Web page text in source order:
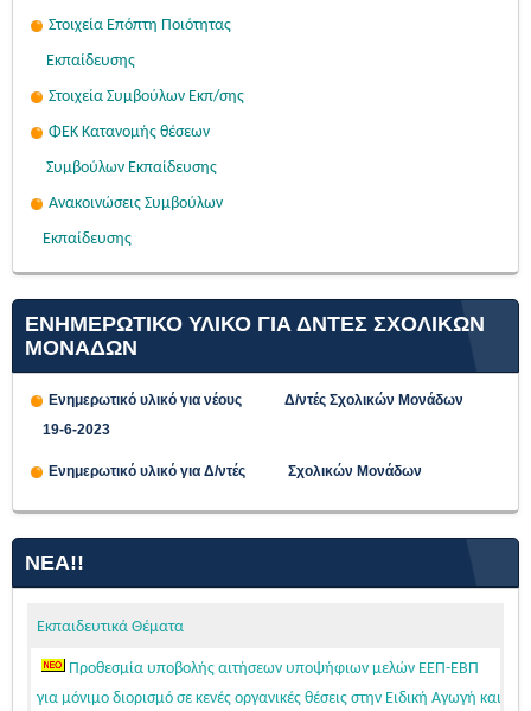
Στοιχεία Επόπτη Ποιότητας
Εκπαίδευσης
Στοιχεία Συμβούλων Εκπ/σης
ΦΕΚ Κατανομής θέσεων
Συμβούλων Εκπαίδευσης
Ανακοινώσεις Συμβούλων
Εκπαίδευσης
ΕΝΗΜΕΡΩΤΙΚΟ ΥΛΙΚΟ ΓΙΑ ΔΝΤΕΣ ΣΧΟΛΙΚΩΝ
ΜΟΝΑΔΩΝ
Ενημερωτικό υλικό για νέους Δ/ντές Σχολικών Μονάδων
19-6-2023
Ενημερωτικό υλικό για Δ/ντές Σχολικών Μονάδων
ΝΈΑ!!
Εκπαιδευτικά Θέματα
Προθεσμία υποβολής αιτήσεων υποψήφιων μελών ΕΕΠ-ΕΒΠ
για μόνιμο διορισμό σε κενές οργανικές θέσεις στην Ειδική Αγωγή και